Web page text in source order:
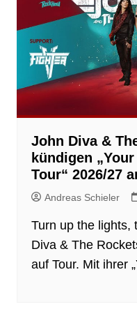
John Diva &
kündigen
Tour“ 2026/27
Andreas Schieler
Turn up the lights,
Diva & The
auf Tour. Mit ihrer